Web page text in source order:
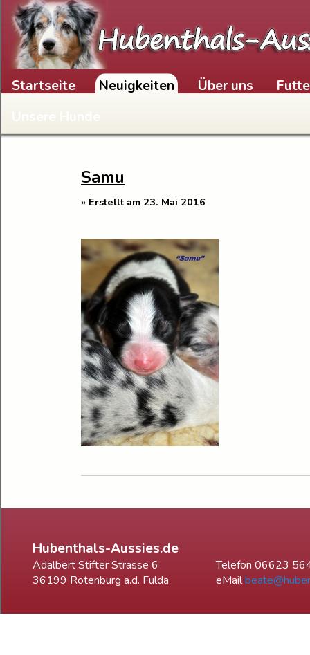
Skip to content
Startseite Neuigkeiten Über uns
Unsere Hunde
Samu
» Erstellt am 23. Mai 2016
Hubenthals-Aussies.de
Adalbert Stifter Strasse 6
Telefon 06623
36199 Rotenburg a.d. Fulda
eMail